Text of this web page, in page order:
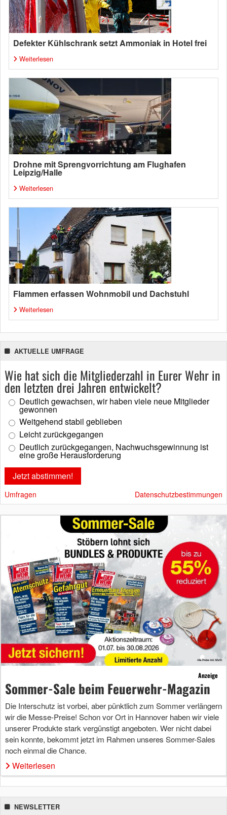
Defekter Kühlschrank setzt Ammoniak in Hotel frei
Weiterlesen
Drohne mit Sprengvorrichtung am Flughafen
Leipzig/Halle
Weiterlesen
Flammen erfassen Wohnmobil und Dachstuhl
Weiterlesen
AKTUELLE UMFRAGE
Wie hat sich die Mitgliederzahl in Eurer Wehr in
den letzten drei Jahren entwickelt?
Deutlich gewachsen, wir haben viele neue Mitglieder
gewonnen
Weitgehend stabil geblieben
Leicht zurückgegangen
Deutlich zurückgegangen, Nachwuchsgewinnung ist
eine große Herausforderung
Umfragen Datenschutzbestimmungen
Anzeige
Sommer-Sale beim Feuerwehr-Magazin
Die Interschutz ist vorbei, aber pünktlich zum Sommer verlängern
wir die Messe-Preise! Schon vor Ort in Hannover haben wir viele
unserer Produkte stark vergünstigt angeboten. Wer nicht dabei
sein konnte, bekommt jetzt im Rahmen unseres Sommer-Sales
noch einmal die Chance.
Weiterlesen
NEWSLETTER